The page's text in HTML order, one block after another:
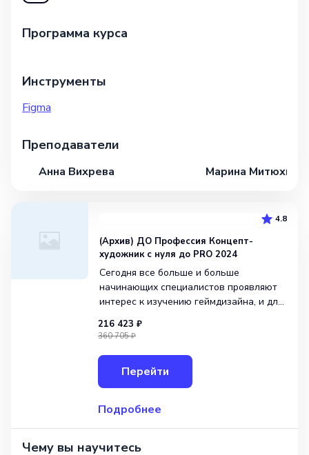
Программа курса
Инструменты
Figma
Преподаватели
Анна Вихрева Марина Митюхина
4.8
(Архив) ДО Профессия Концепт-
художник с нуля до PRO 2024
Сегодня все больше и больше
начинающих специалистов проявляют
интерес к изучению геймдизайна, и для
материалы данного курса. В рамках
базовые знания по созданию эскизов
и визуальных объектов, но&nbs
216 423 ₽
360 705 ₽
Перейти
Подробнее
Чему вы научитесь